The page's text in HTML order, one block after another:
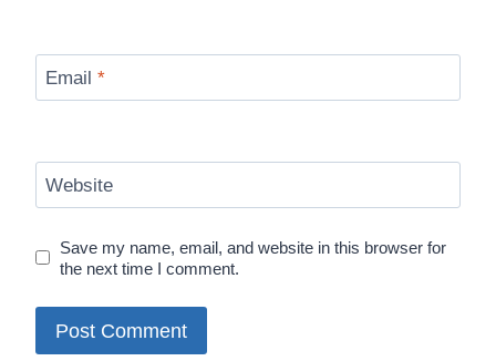
Email *
Website
Save my name, email, and website in this browser for
the next time I comment.